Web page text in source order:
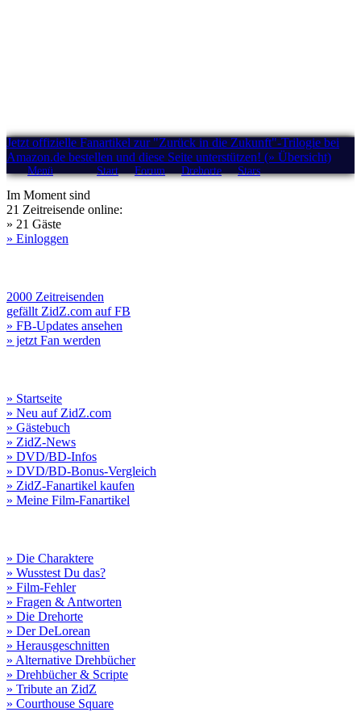
Jetzt offizielle Fanartikel zur "Zurück in die Zukunft"-Trilogie bei
Amazon.de bestellen und diese Seite unterstützen! (» Übersicht)
Menü Start Forum Drehorte Stars
Im Moment sind
21 Zeitreisende online:
» 21 Gäste
» Einloggen
2000 Zeitreisenden
gefällt ZidZ.com auf FB
» FB-Updates ansehen
» jetzt Fan werden
» Startseite
» Neu auf ZidZ.com
» Gästebuch
» ZidZ-News
» DVD/BD-Infos
» DVD/BD-Bonus-Vergleich
» ZidZ-Fanartikel kaufen
» Meine Film-Fanartikel
» Die Charaktere
» Wusstest Du das?
» Film-Fehler
» Fragen & Antworten
» Die Drehorte
» Der DeLorean
» Herausgeschnitten
» Alternative Drehbücher
» Drehbücher & Scripte
» Tribute an ZidZ
» Courthouse Square